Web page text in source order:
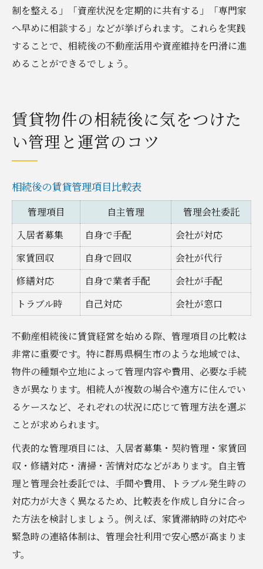
制を整える」「資産状況を定期的に共有する」「専門家
へ早めに相談する」などが挙げられます。これらを実践
することで、相続後の不動産活用や資産維持を円滑に進
めることができるでしょう。
賃貸物件の相続後に気をつけた
い管理と運営のコツ
相続後の賃貸管理項目比較表
管理項目 自主管理
管理会社委託
入居者募集
自身で手配
会社が対応
家賃回収
自身で回収
会社が代行
修繕対応
自身で業者手配
会社が手配
トラブル時
自己対応 会社が窓口
不動産相続後に賃貸経営を始める際、管理項目の比較は
非常に重要です。特に群馬県桐生市のような地域では、
物件の種類や立地によって管理内容や費用、必要な手続
きが異なります。相続人が複数の場合や遠方に住んでい
るケースなど、それぞれの状況に応じて管理方法を選ぶ
ことが求められます。
代表的な管理項目には、入居者募集・契約管理・家賃回
収・修繕対応・清掃・苦情対応などがあります。自主管
理と管理会社委託では、手間や費用、トラブル発生時の
対応力が大きく異なるため、比較表を作成し自分に合っ
た方法を検討しましょう。例えば、家賃滞納時の対応や
緊急時の連絡体制は、管理会社利用で安心感が高まりま
す。